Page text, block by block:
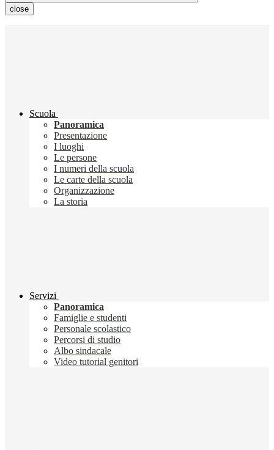
close
Scuola
Panoramica
Presentazione
I luoghi
Le persone
I numeri della scuola
Le carte della scuola
Organizzazione
La storia
Servizi
Panoramica
Famiglie e studenti
Personale scolastico
Percorsi di studio
Albo sindacale
Video tutorial genitori